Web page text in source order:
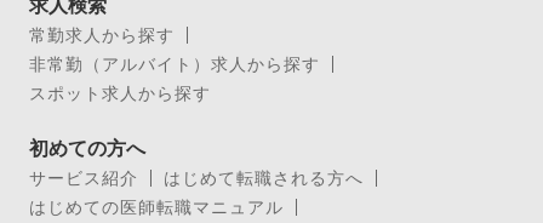
常勤求人から探す
非常勤（アルバイト）求人から探す
スポット求人から探す
初めての方へ
サービス紹介
はじめて転職される方へ
はじめての医師転職マニュアル